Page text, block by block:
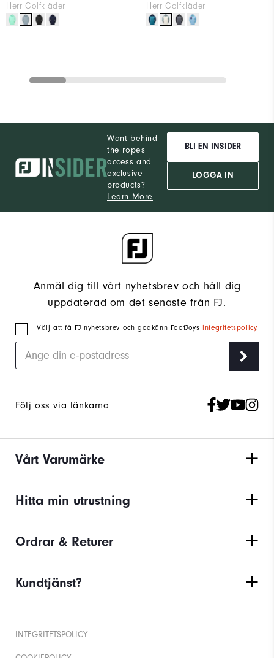
Herr Golfkläder Herr Golfkläder
Want behind
the ropes
access and
exclusive
products?
Learn More
BLI EN INSIDER
LOGGA IN
Anmäl dig till vårt nyhetsbrev och håll dig
uppdaterad om det senaste från FJ.
Välj att få FJ nyhetsbrev och godkänn FootJoysintegritetspolicy.
Följ oss via länkarna
Vårt Varumärke
Hitta min utrustning
Ordrar & Returer
Kundtjänst?
INTEGRITETSPOLICY